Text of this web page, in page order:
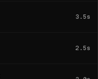
3.5s
2.5s